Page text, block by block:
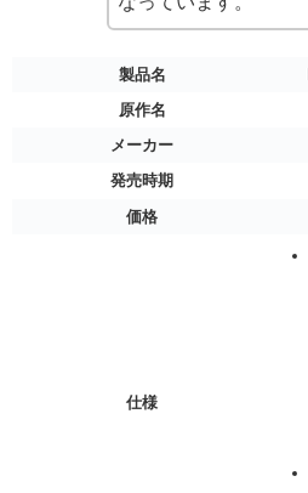
製品名
原作名
メーカー
発売時期
価格
仕様